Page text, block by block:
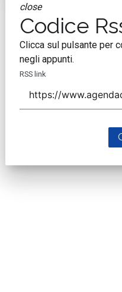
close
Codice
Clicca sul pulsante per
negli appunti.
RSS link